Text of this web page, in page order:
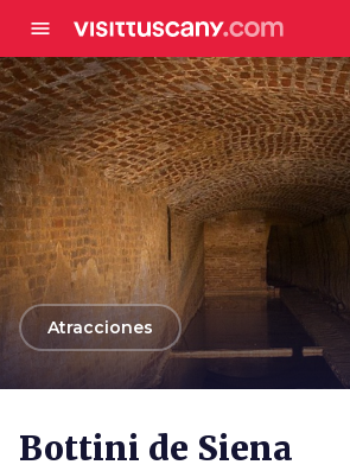
menu
arrow_back
Atracciones
Bottini de Siena